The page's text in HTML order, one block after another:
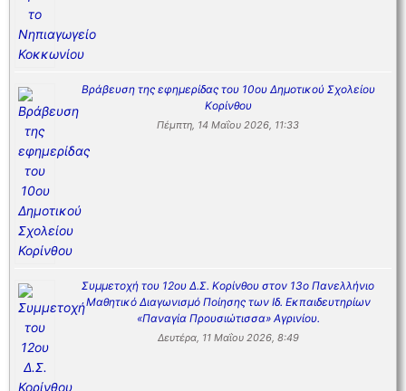
Βράβευση της εφημερίδας του 10ου Δημοτικού Σχολείου
Κορίνθου
Πέμπτη, 14 Μαΐου 2026, 11:33
Συμμετοχή του 12ου Δ.Σ. Κορίνθου στον 13ο Πανελλήνιο
Μαθητικό Διαγωνισμό Ποίησης των Ιδ. Εκπαιδευτηρίων
«Παναγία Προυσιώτισσα» Αγρινίου.
Δευτέρα, 11 Μαΐου 2026, 8:49